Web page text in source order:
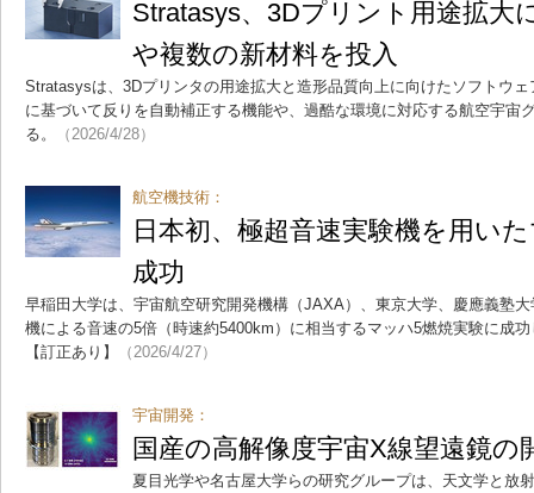
Stratasys、3Dプリント用途拡大
や複数の新材料を投入
Stratasysは、3Dプリンタの用途拡大と造形品質向上に向けたソフトウ
に基づいて反りを自動補正する機能や、過酷な環境に対応する航空宇宙
る。
（2026/4/28）
航空機技術：
日本初、極超音速実験機を用い
成功
早稲田大学は、宇宙航空研究開発機構（JAXA）、東京大学、慶應義塾
機による音速の5倍（時速約5400km）に相当するマッハ5燃焼実験に成
【訂正あり】
（2026/4/27）
宇宙開発：
国産の高解像度宇宙X線望遠鏡の
夏目光学や名古屋大学らの研究グループは、天文学と放